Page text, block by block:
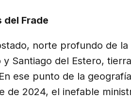
del Frade
norte profundo de
y Santiago del Estero,
ese punto de la
de 2024, el inefable